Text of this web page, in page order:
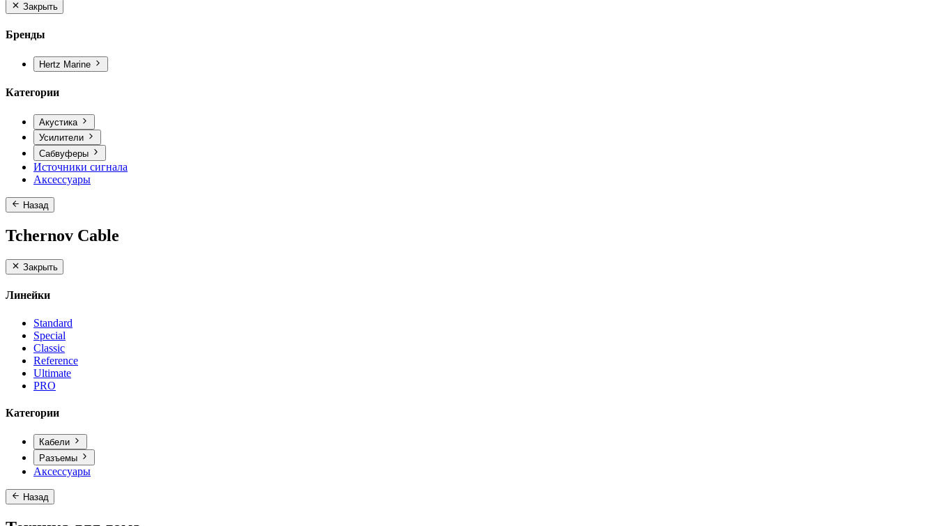
Закрыть
Бренды
Hertz Marine
Категории
Акустика
Усилители
Сабвуферы
Источники сигнала
Аксессуары
Назад
Tchernov Cable
Закрыть
Линейки
Standard
Special
Classic
Reference
Ultimate
PRO
Категории
Кабели
Разъемы
Аксессуары
Назад